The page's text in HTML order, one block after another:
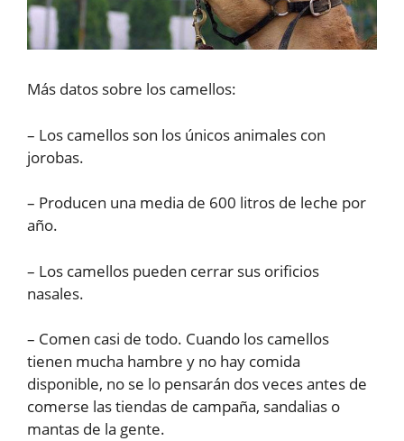
Más datos sobre los camellos:
– Los camellos son los únicos animales con
jorobas.
– Producen una media de 600 litros de leche por
año.
– Los camellos pueden cerrar sus orificios
nasales.
– Comen casi de todo. Cuando los camellos
tienen mucha hambre y no hay comida
disponible, no se lo pensarán dos veces antes de
comerse las tiendas de campaña, sandalias o
mantas de la gente.